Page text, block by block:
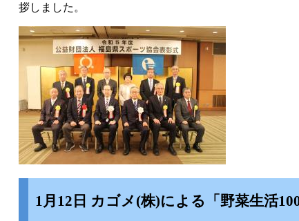
拶しました。
1月12日 カゴメ(株)による「野菜生活